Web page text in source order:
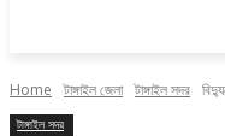
Home টাঙ্গাইল জেলা টাঙ্গাইল সদর
টাঙ্গাইল সদর